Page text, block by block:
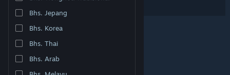
Ubah bahasa
Dapatkan Aplikasi Seluler Steam
Lihat situs web desktop
Bhs. Jepang
Bhs. Korea
Bhs. Thai
Bhs. Arab